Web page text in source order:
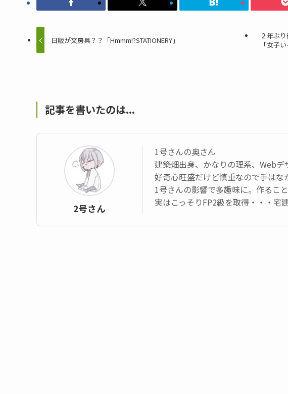
日販が文房具？？「Hmmm!?STATIONERY」
２年ぶ
「女子
記事を書いたのは...
2号さん
1号さんの奥さん
建築畑出身、かなりの理系、Web
好奇心旺盛だけど慎重なので手はな
1号さんの影響で多趣味に。作るこ
実はこっそりFP2級を取得・・・宅